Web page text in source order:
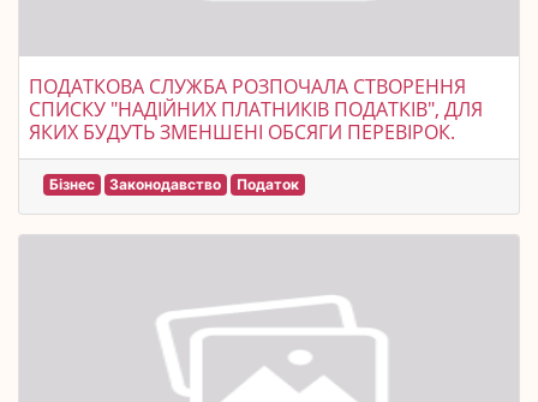
ПОДАТКОВА СЛУЖБА РОЗПОЧАЛА СТВОРЕННЯ
СПИСКУ "НАДІЙНИХ ПЛАТНИКІВ ПОДАТКІВ", ДЛЯ
ЯКИХ БУДУТЬ ЗМЕНШЕНІ ОБСЯГИ ПЕРЕВІРОК.
Бізнес Законодавство Податок